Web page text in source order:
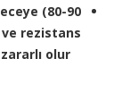
(80-90
rezistans
olur